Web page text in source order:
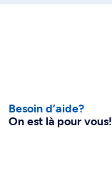
Besoin d’aide?
On est là pour vous!